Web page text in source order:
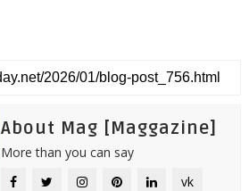
About Mag [Maggazine]
More than you can say
vk